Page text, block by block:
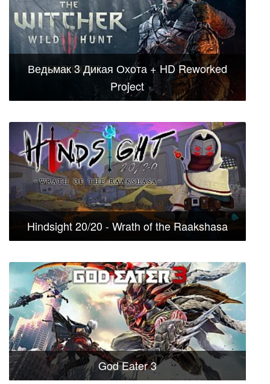
Ведьмак 3 Дикая Охота + HD Reworked
Project
Hindsight 20/20 - Wrath of the Raakshasa
God Eater 3